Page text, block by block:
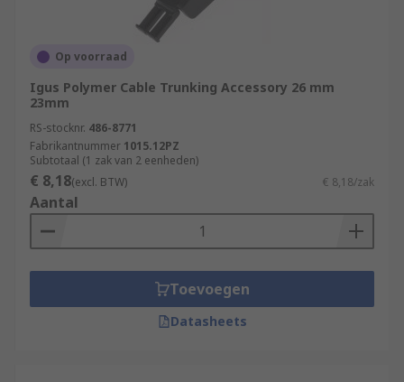
Op voorraad
Igus Polymer Cable Trunking Accessory 26 mm
23mm
RS-stocknr. 486-8771
Fabrikantnummer 1015.12PZ
Subtotaal (1 zak van 2 eenheden)
€ 8,18(excl. BTW) € 8,18/zak
Aantal
Toevoegen
Datasheets